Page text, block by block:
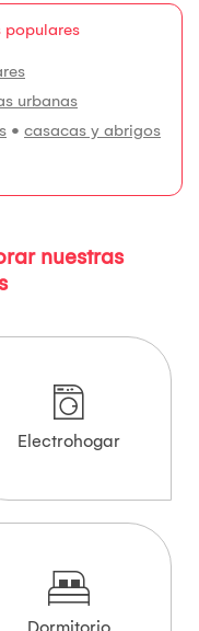
populares
urbanas
• casacas y abrigos
nuestras
Electrohogar